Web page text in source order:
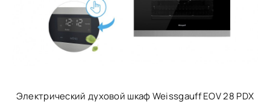
Электрический духовой шкаф Weissgauff EOV 28 PDX